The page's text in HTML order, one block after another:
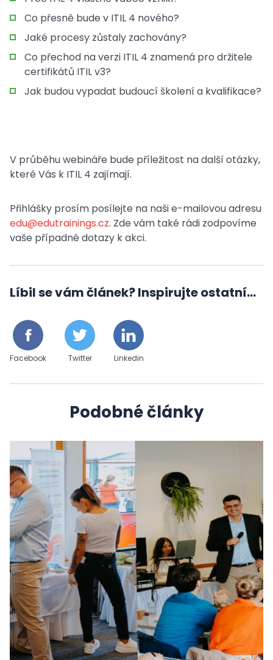
Co přesně bude v ITIL 4 nového?
Jaké procesy zůstaly zachovány?
Co přechod na verzi ITIL 4 znamená pro držitele
certifikátů ITIL v3?
Jak budou vypadat budoucí školení a kvalifikace?
V průběhu webináře bude příležitost na další otázky,
které Vás k ITIL 4 zajímají.
Přihlášky prosím posílejte na naši e-mailovou adresu
edu@edutrainings.cz. Zde vám také rádi zodpovíme
vaše případné dotazy k akci.
Líbil se vám článek? Inspirujte ostatní...
Facebook Twitter Linkedin
Podobné články